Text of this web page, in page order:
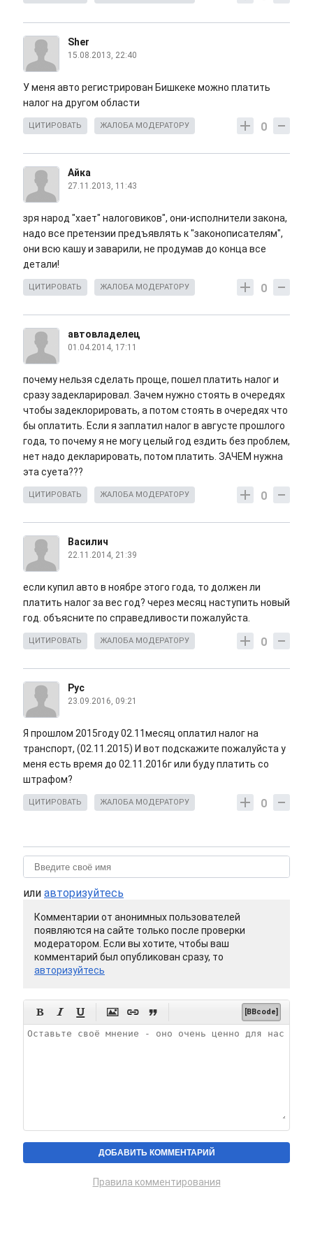
Sher
15.08.2013, 22:40
У меня авто регистрирован Бишкеке можно платить
налог на другом области
0
ЦИТИРОВАТЬ ЖАЛОБА МОДЕРАТОРУ
Айка
27.11.2013, 11:43
зря народ "хает" налоговиков", они-исполнители закона,
надо все претензии предъявлять к "законописателям",
они всю кашу и заварили, не продумав до конца все
детали!
0
ЦИТИРОВАТЬ ЖАЛОБА МОДЕРАТОРУ
автовладелец
01.04.2014, 17:11
почему нельзя сделать проще, пошел платить налог и
сразу задекларировал. Зачем нужно стоять в очередях
чтобы задеклорировать, а потом стоять в очередях что
бы оплатить. Если я заплатил налог в августе прошлого
года, то почему я не могу целый год ездить без проблем,
нет надо декларировать, потом платить. ЗАЧЕМ нужна
эта суета???
0
ЦИТИРОВАТЬ ЖАЛОБА МОДЕРАТОРУ
Василич
22.11.2014, 21:39
если купил авто в ноябре этого года, то должен ли
платить налог за вес год? через месяц наступить новый
год. объясните по справедливости пожалуйста.
0
ЦИТИРОВАТЬ ЖАЛОБА МОДЕРАТОРУ
Рус
23.09.2016, 09:21
Я прошлом 2015году 02.11месяц оплатил налог на
транспорт, (02.11.2015) И вот подскажите пожалуйста у
меня есть время до 02.11.2016г или буду платить со
штрафом?
0
ЦИТИРОВАТЬ ЖАЛОБА МОДЕРАТОРУ
или авторизуйтесь
Комментарии от анонимных пользователей
появляются на сайте только после проверки
модератором. Если вы хотите, чтобы ваш
комментарий был опубликован сразу, то
авторизуйтесь
      [BBcode]
Правила комментирования